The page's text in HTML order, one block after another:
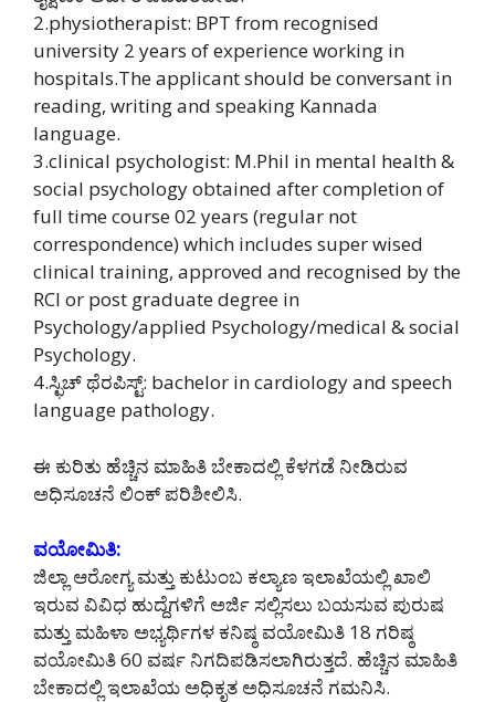
2.physiotherapist: BPT from recognised
university 2 years of experience working in
hospitals.The applicant should be conversant in
reading, writing and speaking Kannada
language.
3.clinical psychologist: M.Phil in mental health &
social psychology obtained after completion of
full time course 02 years (regular not
correspondence) which includes super wised
clinical training, approved and recognised by the
RCI or post graduate degree in
Psychology/applied Psychology/medical & social
Psychology.
4.ಸ್ಛಿಚ್ ಥೆರಪಿಸ್ಟ್: bachelor in cardiology and speech
language pathology.
ಈ ಕುರಿತು ಹೆಚ್ಚಿನ ಮಾಹಿತಿ ಬೇಕಾದಲ್ಲಿ ಕೆಳಗಡೆ ನೀಡಿರುವ
ಅಧಿಸೂಚನೆ ಲಿಂಕ್ ಪರಿಶೀಲಿಸಿ.
ವಯೋಮಿತಿ:
ಜಿಲ್ಲಾ ಆರೋಗ್ಯ ಮತ್ತು ಕುಟುಂಬ ಕಲ್ಯಾಣ ಇಲಾಖೆಯಲ್ಲಿ ಖಾಲಿ
ಇರುವ ವಿವಿಧ ಹುದ್ದೆಗಳಿಗೆ ಅರ್ಜಿ ಸಲ್ಲಿಸಲು ಬಯಸುವ ಪುರುಷ
ಮತ್ತು ಮಹಿಳಾ ಅಭ್ಯರ್ಥಿಗಳ ಕನಿಷ್ಠ ವಯೋಮಿತಿ 18 ಗರಿಷ್ಠ
ವಯೋಮಿತಿ 60 ವರ್ಷ ನಿಗದಿಪಡಿಸಲಾಗಿರುತ್ತದೆ. ಹೆಚ್ಚಿನ ಮಾಹಿತಿ
ಬೇಕಾದಲ್ಲಿ ಇಲಾಖೆಯ ಅಧಿಕೃತ ಅಧಿಸೂಚನೆ ಗಮನಿಸಿ.